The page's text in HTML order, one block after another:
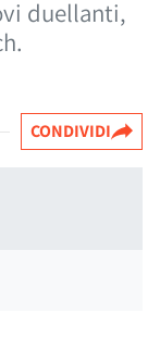
duellanti,
CONDIVIDI